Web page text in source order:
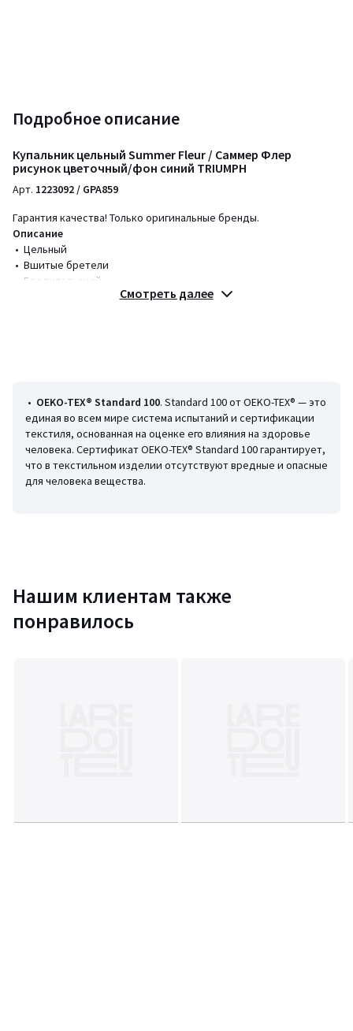
Подробное описание
Купальник цельный Summer Fleur / Саммер Флер
рисунок цветочный/фон синий TRIUMPH
Арт. 1223092 / GPA859
Гарантия качества! Только оригинальные бренды.
Описание
• Цельный
• Вшитые бретели
• Без вкладышей
Цвета Рисунок цветочный/фон синий
Смотреть далее
• OEKO-TEX® Standard 100. Standard 100 от OEKO-TEX® — это
единая во всем мире система испытаний и сертификации
текстиля, основанная на оценке его влияния на здоровье
человека. Сертификат OEKO-TEX® Standard 100 гарантирует,
что в текстильном изделии отсутствуют вредные и опасные
для человека вещества.
Нашим клиентам также
понравилось